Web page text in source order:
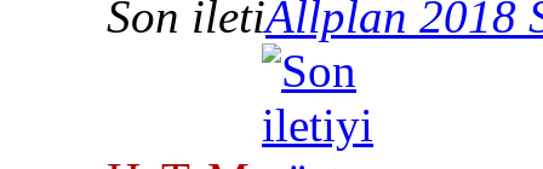
Son iletiAllplan 2018